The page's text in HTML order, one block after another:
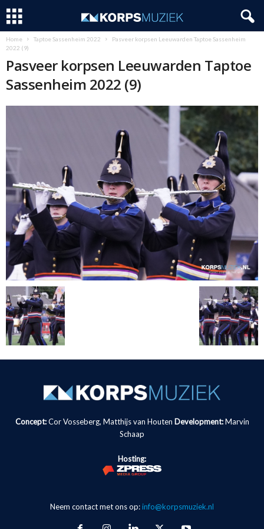
Home Taptoe Sassenheim 2022
Pasveer korpsen Leeuwarden Taptoe Sassenheim
2022 (9)
Pasveer korpsen Leeuwarden Taptoe
Sassenheim 2022 (9)
Concept:Cor Vosseberg, Matthijs van Houten Development: Marvin
Schaap
Hosting:
Neem contact met ons op:info@korpsmuziek.nl